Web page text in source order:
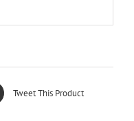
Tweet This Product